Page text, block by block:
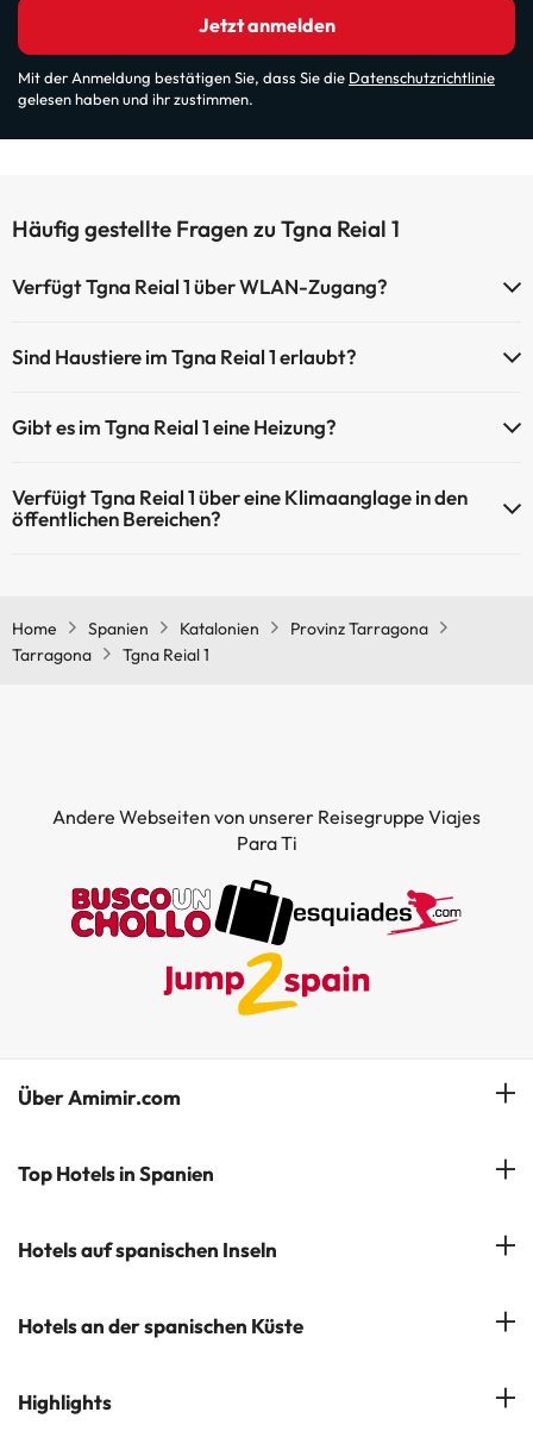
Jetzt anmelden
Mit der Anmeldung bestätigen Sie, dass Sie die Datenschutzrichtlinie
gelesen haben und ihr zustimmen.
Häufig gestellte Fragen zu Tgna Reial 1
Verfügt Tgna Reial 1 über WLAN-Zugang?
Sind Haustiere im Tgna Reial 1 erlaubt?
Gibt es im Tgna Reial 1 eine Heizung?
Verfüigt Tgna Reial 1 über eine Klimaanglage in den
öffentlichen Bereichen?
Home Spanien Katalonien
Provinz Tarragona
Tarragona
Tgna Reial 1
Andere Webseiten von unserer Reisegruppe Viajes
Para Ti
Über Amimir.com
Unser Team
Newsletter abonnieren
Top Hotels in Spanien
Hotels in Salou
Hotels in Marbella
Hotels auf spanischen Inseln
Hotels auf Mallorca
Hotels auf Teneriffa
Hotels an der spanischen Küste
Costa Brava
Highlights